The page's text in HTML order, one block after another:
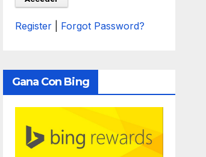
Register Forgot Password?
Gana Con Bing